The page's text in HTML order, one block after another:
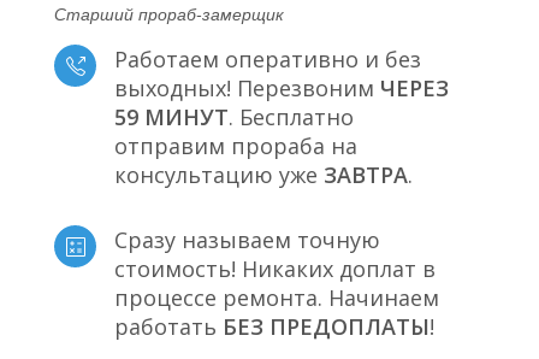
Старший прораб-замерщик
Работаем оперативно и без
выходных! Перезвоним ЧЕРЕЗ
59 МИНУТ. Бесплатно
отправим прораба на
консультацию уже ЗАВТРА.
Сразу называем точную
стоимость! Никаких доплат в
процессе ремонта. Начинаем
работать БЕЗ ПРЕДОПЛАТЫ!